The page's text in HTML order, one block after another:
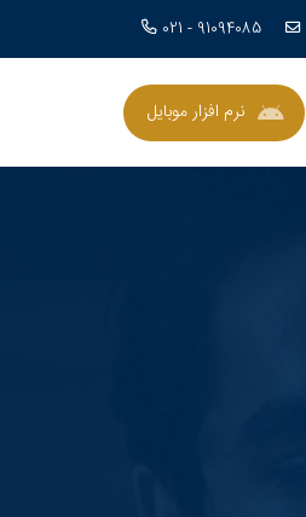
021 - 91094085
نرم افزار موبایل